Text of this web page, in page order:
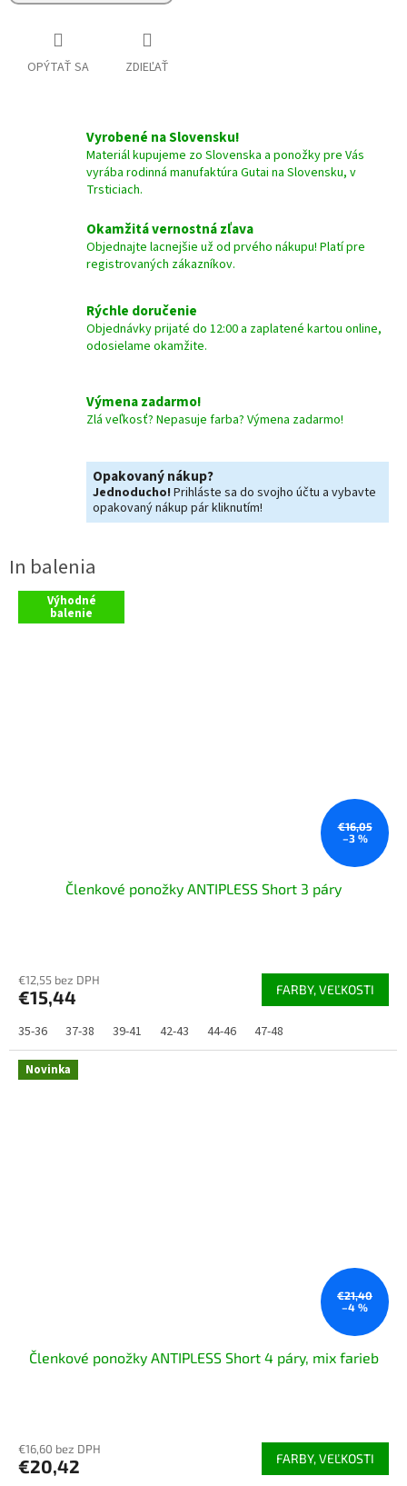
OPÝTAŤ SA ZDIEĽAŤ
Vyrobené na Slovensku!
Materiál kupujeme zo Slovenska a ponožky pre Vás
vyrába rodinná manufaktúra Gutai na Slovensku, v
Trsticiach.
Okamžitá vernostná zľava
Objednajte lacnejšie už od prvého nákupu! Platí pre
registrovaných zákazníkov.
Rýchle doručenie
Objednávky prijaté do 12:00 a zaplatené kartou online,
odosielame okamžite.
Výmena zadarmo!
Zlá veľkosť? Nepasuje farba? Výmena zadarmo!
Opakovaný nákup?
Jednoducho! Prihláste sa do svojho účtu a vybavte
opakovaný nákup pár kliknutím!
Výhodné
balenie
€16,05
–3 %
Členkové ponožky ANTIPLESS Short 3 páry
produktu
je
z
5
hviezdičiek.
€12,55 bez DPH
€15,44 FARBY, VEĽKOSTI
35-36 37-38 39-41 42-43 44-46 47-48
Novinka
€21,40
–4 %
Členkové ponožky ANTIPLESS Short 4 páry, mix farieb
produktu
je
€16,60 bez DPH
€20,42 FARBY, VEĽKOSTI